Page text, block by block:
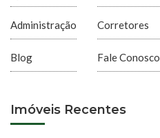
Administração
Blog
Corretores
Fale Conosco
Imóveis Recentes